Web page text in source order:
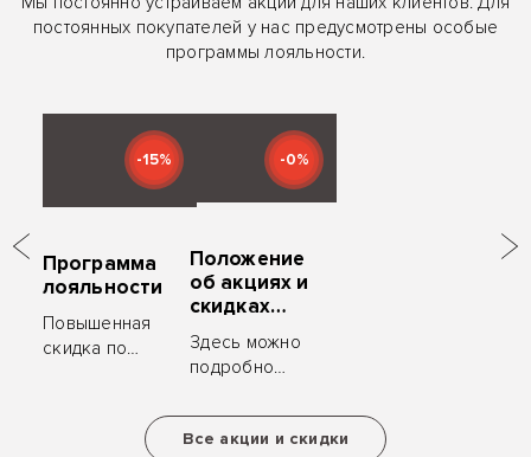
постоянных покупателей у нас предусмотрены особые
программы лояльности.
-15%
Программа
лояльности
Повышенная
скидка по
рекомендацию.
-0%
Положение
об акциях и
скидках
«ZYM
Мебель»
Здесь можно
подробно
с условиями
акций и
Все акции и скидки